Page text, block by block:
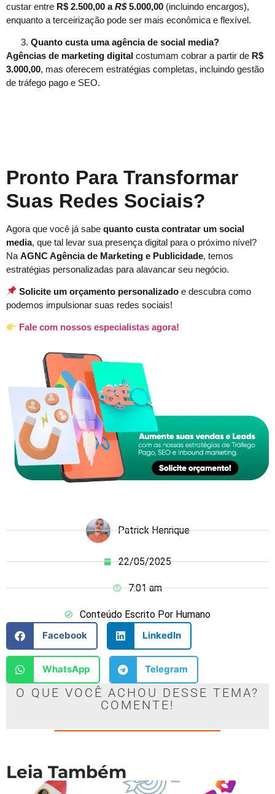
custar entre R$ 2.500,00 aR$5.000,00 (incluindo encargos),
enquanto a terceirização pode ser mais econômica e flexível.
Quanto custa uma agência de social media?
Agências de marketing digital costumam cobrar a partir de R$
3.000,00, mas oferecem estratégias completas, incluindo gestão
de tráfego pago e SEO.
Pronto Para Transformar
Suas Redes Sociais?
Agora que você já sabe quanto custa contratar um social
media, que tal levar sua presença digital para o próximo nível?
Na AGNC Agência de Marketing e Publicidade, temos
estratégias personalizadas para alavancar seu negócio.
Solicite um orçamento personalizado e descubra como
podemos impulsionar suas redes sociais!
Fale com nossos especialistas agora!
Patrick Henrique
22/05/2025
7:01 am
Conteúdo Escrito Por Humano
Facebook
LinkedIn
WhatsApp Telegram
O QUE VOCÊ ACHOU DESSE TEMA?
COMENTE!
Leia Também